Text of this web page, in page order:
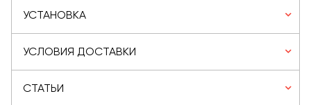
УСТАНОВКА
УСЛОВИЯ ДОСТАВКИ
СТАТЬИ